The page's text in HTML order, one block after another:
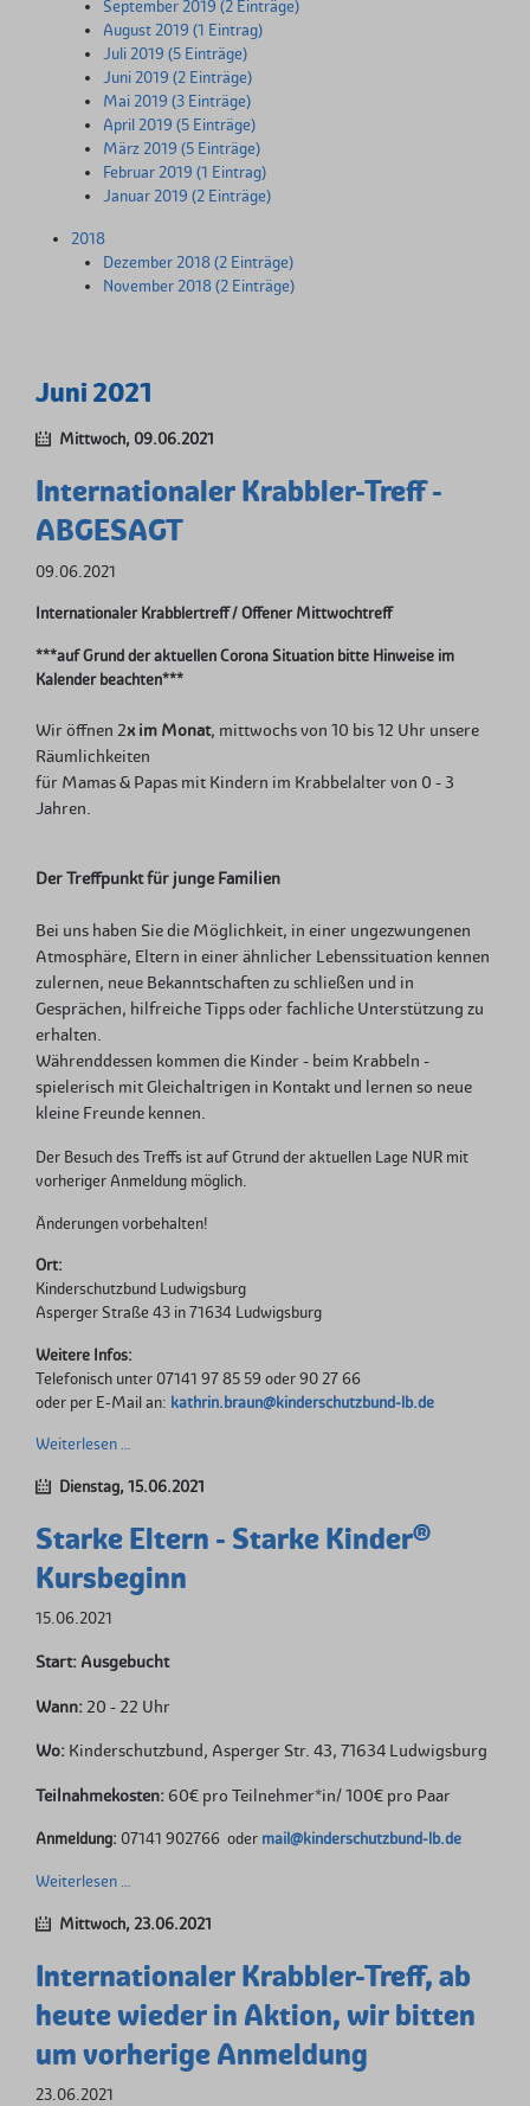
September 2019 (2 Einträge)
August 2019 (1 Eintrag)
Juli 2019 (5 Einträge)
Juni 2019 (2 Einträge)
Mai 2019 (3 Einträge)
April 2019 (5 Einträge)
März 2019 (5 Einträge)
Februar 2019 (1 Eintrag)
Januar 2019 (2 Einträge)
2018
Dezember 2018 (2 Einträge)
November 2018 (2 Einträge)
Juni 2021
Mittwoch, 09.06.2021
Internationaler Krabbler-Treff -
ABGESAGT
09.06.2021
Internationaler Krabblertreff / Offener Mittwochtreff
***auf Grund der aktuellen Corona Situation bitte Hinweise im
Kalender beachten***
Wir öffnen 2x im Monat, mittwochs von 10 bis 12 Uhr unsere
Räumlichkeiten
für Mamas & Papas mit Kindern im Krabbelalter von 0 - 3
Jahren.
Der Treffpunkt für junge Familien
Bei uns haben Sie die Möglichkeit, in einer ungezwungenen
Atmosphäre, Eltern in einer ähnlicher Lebenssituation kennen
zulernen, neue Bekanntschaften zu schließen und in
Gesprächen, hilfreiche Tipps oder fachliche Unterstützung zu
erhalten.
Währenddessen kommen die Kinder - beim Krabbeln -
spielerisch mit Gleichaltrigen in Kontakt und lernen so neue
kleine Freunde kennen.
Der Besuch des Treffs ist auf Gtrund der aktuellen Lage NUR mit
vorheriger Anmeldung möglich.
Änderungen vorbehalten!
Ort:
Kinderschutzbund Ludwigsburg
Asperger Straße 43 in 71634 Ludwigsburg
Weitere Infos:
Telefonisch unter 07141 97 85 59 oder 90 27 66
oder per E-Mail an: kathrin.braun@kinderschutzbund-lb.de
Weiterlesen …
Treff
ABGESAGT
Dienstag,15.06.2021
Starke Eltern - Starke Kinder®
Kursbeginn
15.06.2021
Start: Ausgebucht
Wann:20 - 22 Uhr
Wo:Kinderschutzbund, Asperger Str. 43, 71634 Ludwigsburg
Teilnahmekosten:60€ pro Teilnehmer*in/ 100€ pro Paar
Anmeldung: 07141 902766 oder mail@kinderschutzbund-lb.de
Weiterlesen …
-
Kinder®
Mittwoch, 23.06.2021
Internationaler Krabbler-Treff, ab
heute wieder in Aktion, wir bitten
um vorherige Anmeldung
23.06.2021